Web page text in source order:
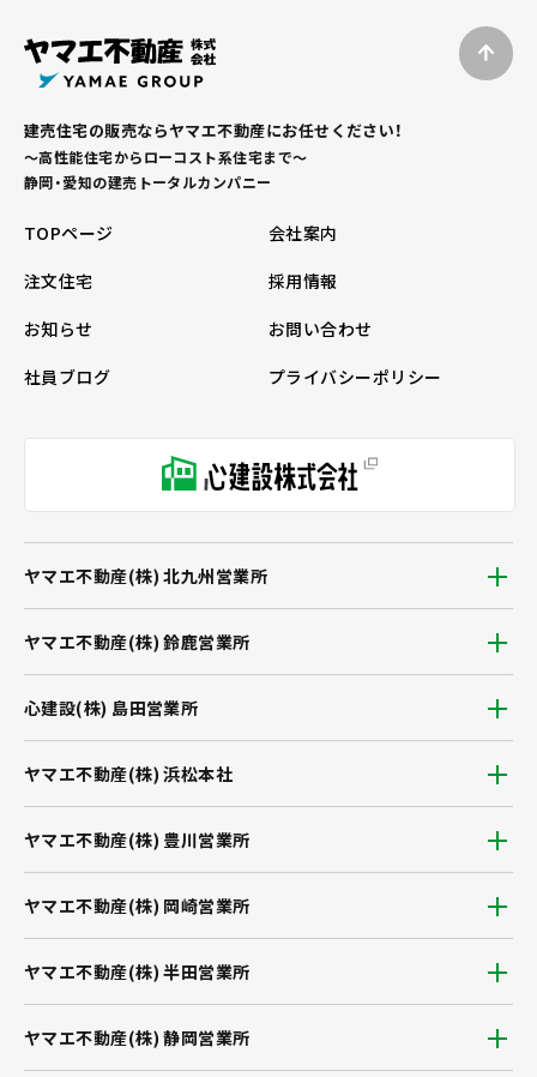
建売住宅の販売ならヤマエ不動産にお任せください！
～高性能住宅からローコスト系住宅まで～
静岡・愛知の建売トータルカンパニー
TOPページ
会社案内
注文住宅
採用情報
お知らせ
お問い合わせ
社員ブログ
プライバシーポリシー
ヤマエ不動産(株) 浜松本社
ヤマエ不動産(株) 静岡営業所
ヤマエ不動産(株) 豊川営業所
ヤマエ不動産(株) 岡崎営業所
ヤマエ不動産(株) 半田営業所
ヤマエ不動産(株) 北九州営業所
ヤマエ不動産(株) 鈴鹿営業所
心建設(株) 島田営業所